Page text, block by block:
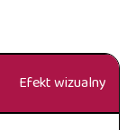
Efekt wizualny